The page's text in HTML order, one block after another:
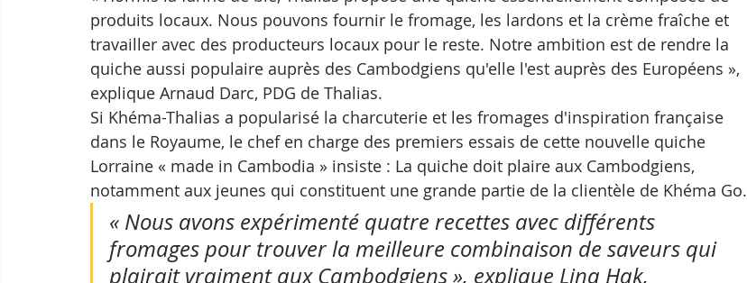
produits locaux. Nous pouvons fournir le fromage, les lardons et la crème fraîche et
travailler avec des producteurs locaux pour le reste. Notre ambition est de rendre la
quiche aussi populaire auprès des Cambodgiens qu'elle l'est auprès des Européens »,
explique Arnaud Darc, PDG de Thalias.
Si Khéma-Thalias a popularisé la charcuterie et les fromages d'inspiration française
dans le Royaume, le chef en charge des premiers essais de cette nouvelle quiche
Lorraine « made in Cambodia » insiste : La quiche doit plaire aux Cambodgiens,
notamment aux jeunes qui constituent une grande partie de la clientèle de Khéma Go.
« Nous avons expérimenté quatre recettes avec différents
fromages pour trouver la meilleure combinaison de saveurs qui
plairait vraiment aux Cambodgiens », explique Lina Hak,